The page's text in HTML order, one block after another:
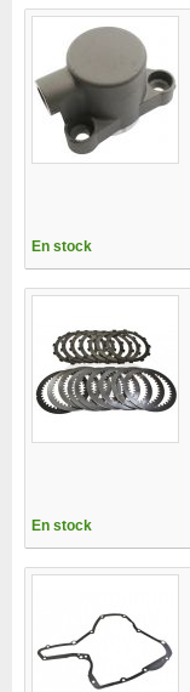
En stock
En stock